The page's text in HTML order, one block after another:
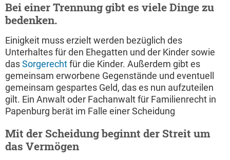
Bei einer Trennung gibt es viele Dinge zu
bedenken.
Einigkeit muss erzielt werden bezüglich des
Unterhaltes für den Ehegatten und der Kinder sowie
dasSorgerechtfür die Kinder. Außerdem gibt es
gemeinsam erworbene Gegenstände und eventuell
gemeinsam gespartes Geld, das es nun aufzuteilen
gilt. Ein Anwalt oder Fachanwalt für Familienrecht in
Papenburg berät im Falle einer Scheidung
Mit der Scheidung beginnt der Streit um
das Vermögen